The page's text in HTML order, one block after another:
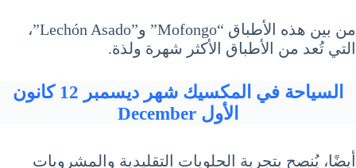
من بين هذه الأطباق “Mofongo” و”Lechón Asado”،
التي تُعد من الأطباق الأكثر شهرة ولذة.
السياحة في المكسيك شهر ديسمبر 12 كانون
الأول December
أيضًا، يُنصح بتجربة الحلويات التقليدية والمشروبات